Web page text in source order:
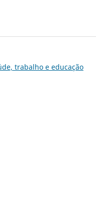
trabalho e educação